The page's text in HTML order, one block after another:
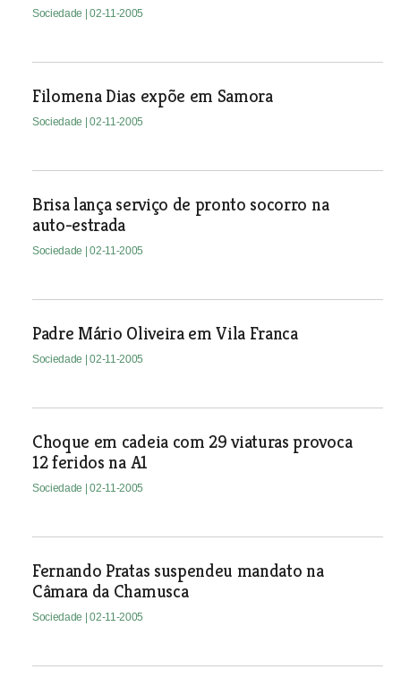
Sociedade | 02-11-2005
Filomena Dias expõe em Samora
Sociedade | 02-11-2005
Brisa lança serviço de pronto socorro na
auto-estrada
Sociedade | 02-11-2005
Padre Mário Oliveira em Vila Franca
Sociedade | 02-11-2005
Choque em cadeia com 29 viaturas provoca
12 feridos na A1
Sociedade | 02-11-2005
Fernando Pratas suspendeu mandato na
Câmara da Chamusca
Sociedade | 02-11-2005